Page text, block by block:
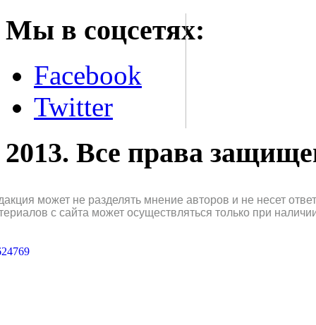
Мы в соцсетях:
Facebook
Twitter
2013. Все права
может не разделять мнение авторов и не несет
с сайта может осуществляться только при